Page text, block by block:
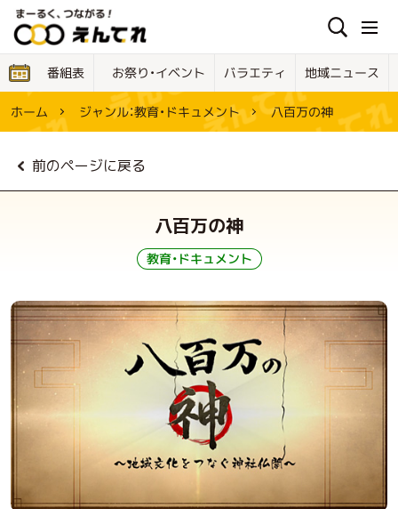
番組表 お祭り・イベント バラエティ 地域ニュース
ホーム ジャンル：教育・ドキュメント 八百万の神
前のページに戻る
八百万の神
教育・ドキュメント